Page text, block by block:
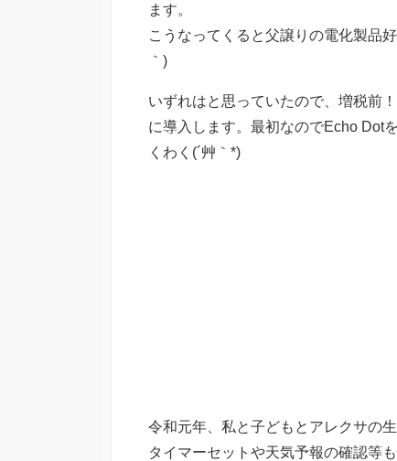
ます。
こうなってくると父譲りの電化製品
｀)
いずれはと思っていたので、増税前
に導入します。最初なのでEcho Dot
くわく(´艸｀*)
令和元年、私と子どもとアレクサの
タイマーセットや天気予報の確認等